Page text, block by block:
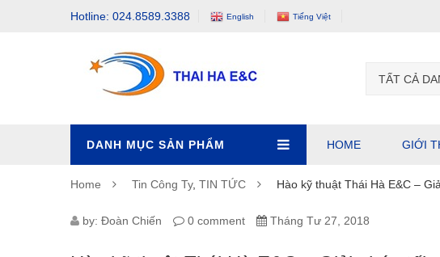
Hotline: 024.8589.3388 English Tiếng Việt
DANH MỤC SẢN PHẨM HOME GIỚI
Home Tin Công Ty, TIN TỨC Hào kỹ thuật Thái Hà E&C –
by: Đoàn Chiến 0 comment Tháng Tư 27, 2018